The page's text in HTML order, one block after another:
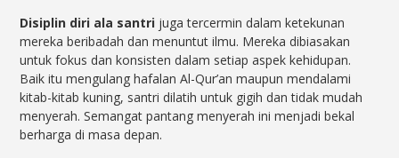
Disiplin diri ala santri juga tercermin dalam ketekunan
mereka beribadah dan menuntut ilmu. Mereka dibiasakan
untuk fokus dan konsisten dalam setiap aspek kehidupan.
Baik itu mengulang hafalan Al-Qur’an maupun mendalami
kitab-kitab kuning, santri dilatih untuk gigih dan tidak mudah
menyerah. Semangat pantang menyerah ini menjadi bekal
berharga di masa depan.